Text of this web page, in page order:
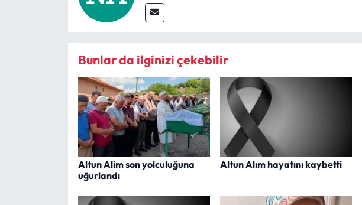
Bunlar da ilginizi çekebilir
Altun Alim son yolculuğuna
uğurlandı
Altun Alım hayatını kaybetti